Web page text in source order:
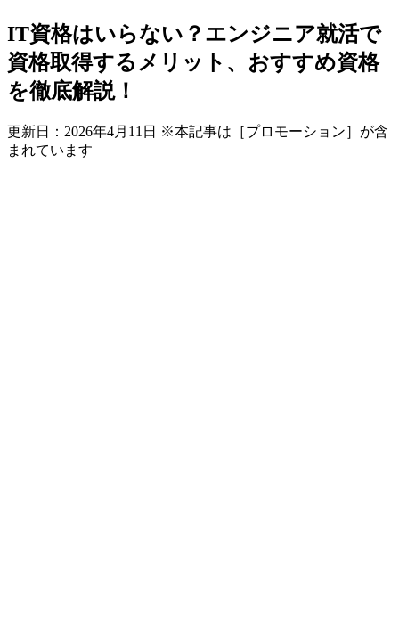
IT資格はいらない？エンジニア就活で
資格取得するメリット、おすすめ資格
を徹底解説！
更新日： 2026年4月11日 ※本記事は［プロモーション］が含
まれています